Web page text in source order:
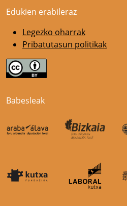
Edukien erabileraz
Legezko oharrak
Pribatutasun politikak
Babesleak